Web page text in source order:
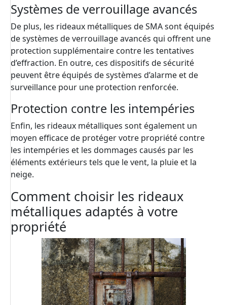
Systèmes de verrouillage avancés
De plus, les rideaux métalliques de SMA sont équipés
de systèmes de verrouillage avancés qui offrent une
protection supplémentaire contre les tentatives
d’effraction. En outre, ces dispositifs de sécurité
peuvent être équipés de systèmes d’alarme et de
surveillance pour une protection renforcée.
Protection contre les intempéries
Enfin, les rideaux métalliques sont également un
moyen efficace de protéger votre propriété contre
les intempéries et les dommages causés par les
éléments extérieurs tels que le vent, la pluie et la
neige.
Comment choisir les rideaux
métalliques adaptés à votre
propriété